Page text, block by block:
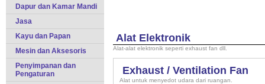
Dapur dan Kamar Mandi
Jasa
Kayu dan Papan
Mesin dan Aksesoris
Penyimpanan dan
Pengaturan
Alat Elektronik
Alat-alat elektronik seperti exhaust fan dll.
Exhaust / Ventilation Fan
Alat untuk menyedot udara dari ruangan.